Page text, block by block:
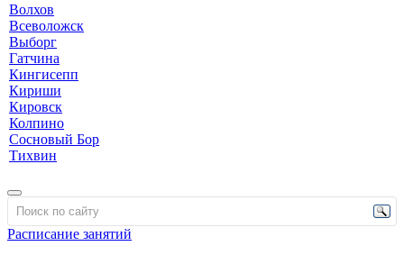
Волхов
Всеволожск
Выборг
Гатчина
Кингисепп
Кириши
Кировск
Колпино
Сосновый Бор
Тихвин
Расписание занятий